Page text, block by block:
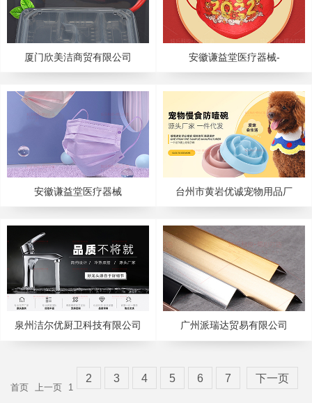
厦门欣美洁商贸有限公司 安徽谦益堂医疗器械-
安徽谦益堂医疗器械 台州市黄岩优诚宠物用品厂
泉州洁尔优厨卫科技有限公司 广州派瑞达贸易有限公司
首页 上一页 1
2 3 4 5 6 7 下一页